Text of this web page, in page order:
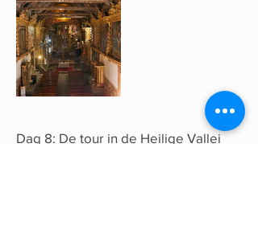
Dag 8: De tour in de Heilige Vallei